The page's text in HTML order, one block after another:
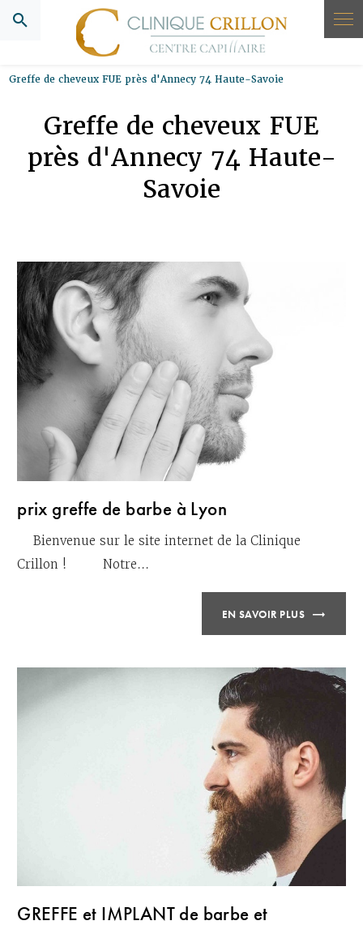
Greffe de cheveux FUE près d'Annecy 74 Haute-Savoie
Greffe de cheveux FUE
près d'Annecy 74 Haute-
Savoie
prix greffe de barbe à Lyon
Bienvenue sur le site internet de la Clinique
Crillon ! Notre...
EN SAVOIR PLUS
GREFFE et IMPLANT de barbe et
Panneau de gestion des cookies